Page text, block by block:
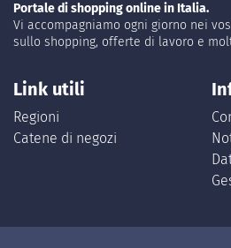
Portale di shopping online in Italia.
Vi accompagniamo ogni giorno nei
sullo shopping, offerte di lavoro e
Link utili
Regioni
Catene di negozi